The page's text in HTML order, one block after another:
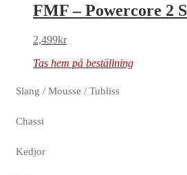
FMF – Powercore 2
2,499kr
Tas hem på beställning
Slang / Mousse / Tubliss
Chassi
Kedjor